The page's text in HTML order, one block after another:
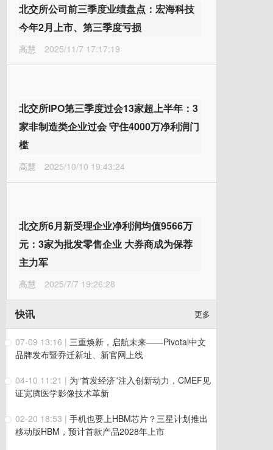
北交所公司前三季度业绩盘点：宏海科技
今年2月上市、第三季度亏损
高慧 2025/11/7 17:17:19
北交所IPO第三季度过会13家超上半年：3
家非制造类企业过会 守住4000万净利润门
槛
高慧 2025/10/10 19:43:24
北交所6月新受理企业净利润均值9566万
元：3家为批发零售企业 大券商成为保荐
主力军
高慧 2025/7/7 19:26:28
快讯 更多
07-09 13:16 | 三重焕新，启航未来——Pivotal中文
品牌发布暨乔迁新址、新官网上线
04-10 11:21 | 为“首发经济”注入创新动力，CMEF见
证宽腾医学影像技术革新
02-20 18:53 | 手机也要上HBM芯片？三星计划推出
移动版HBM，预计首款产品2028年上市